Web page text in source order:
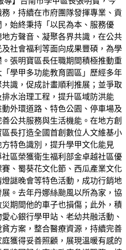
，持續在市府團隊發揮專業、貢
始終秉持「以民為本、服務優
方聲音、凝聚各界共識，在公共
社會福利等面向成果豐碩，為學
張明寶區長任職期間積極推動重
學甲多功能教育園區」歷經多年
識，促成計畫順利推展；並爭取
水治理工程，提升區域防洪能
外環道路、特色公園、停車場及
公共服務與生活機能。在地方創
長打造全國首創數位人文維基小
特色識別，提升學甲文化能見
區榮獲衛生福利部金卓越社區優
、蜀葵花文化節、西瓜產業文化
謎晚會等特色活動，成功行銷地
。去年丹娜絲颱風以所為家，協
期間他的車子也損傷；此外，積
心銀行學甲站、老幼共融活動、
方案，整合醫療資源，持續完善
獲得妥善照顧，展現溫暖有感的